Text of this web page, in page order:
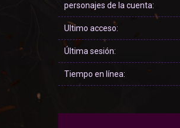
personajes de la cuenta:
Ultimo acceso:
Última sesión:
Tiempo en línea: